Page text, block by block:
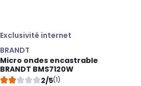
Exclusivité internet
BRANDT
Micro ondes encastrable
BRANDT BMS7120W
2/5(1)